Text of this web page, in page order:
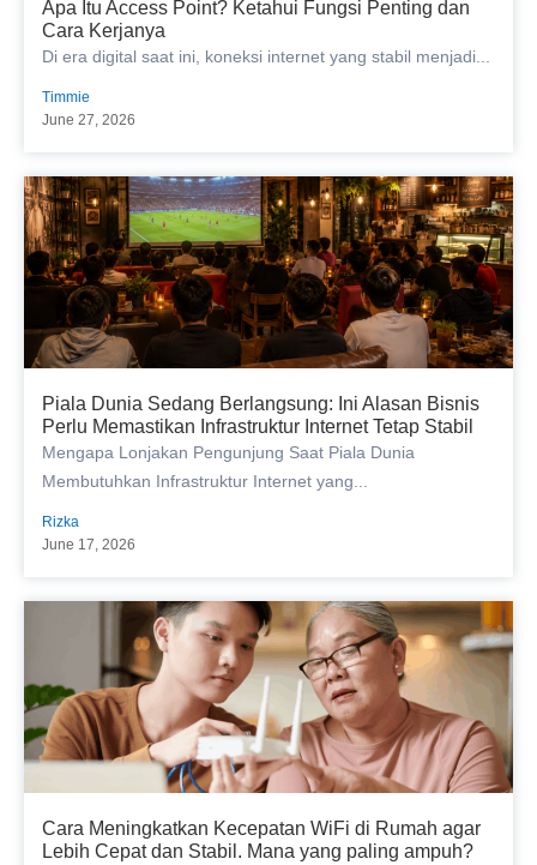
Apa Itu Access Point? Ketahui Fungsi Penting dan
Cara Kerjanya
Di era digital saat ini, koneksi internet yang stabil menjadi...
Timmie
June 27, 2026
Piala Dunia Sedang Berlangsung: Ini Alasan Bisnis
Perlu Memastikan Infrastruktur Internet Tetap Stabil
Mengapa Lonjakan Pengunjung Saat Piala Dunia
Membutuhkan Infrastruktur Internet yang...
Rizka
June 17, 2026
Cara Meningkatkan Kecepatan WiFi di Rumah agar
Lebih Cepat dan Stabil. Mana yang paling ampuh?